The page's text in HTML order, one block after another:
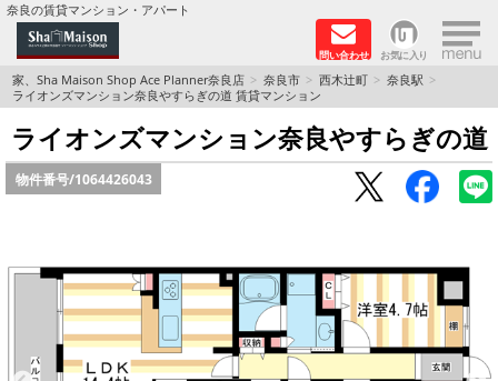
奈良の賃貸マンション・アパート
問い合わせ お気に入り ×
TOPページ
Foreigners welcome！
店長のおすすめ物件
積水ハウス Sha Maison 特集 (奈良北部、木津川
積水ハウス Sha Maison 特集 (奈良南部)
家、Sha Maison Shop Ace Planner奈良店 奈良市 西木辻町
奈良駅
ライオンズマンション奈良やすらぎの道 賃貸マンション
ライオンズマンション奈良やすらぎの道
物件番号/1064426043